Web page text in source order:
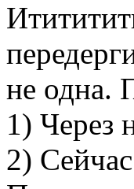
не одна.
1) Через
2)